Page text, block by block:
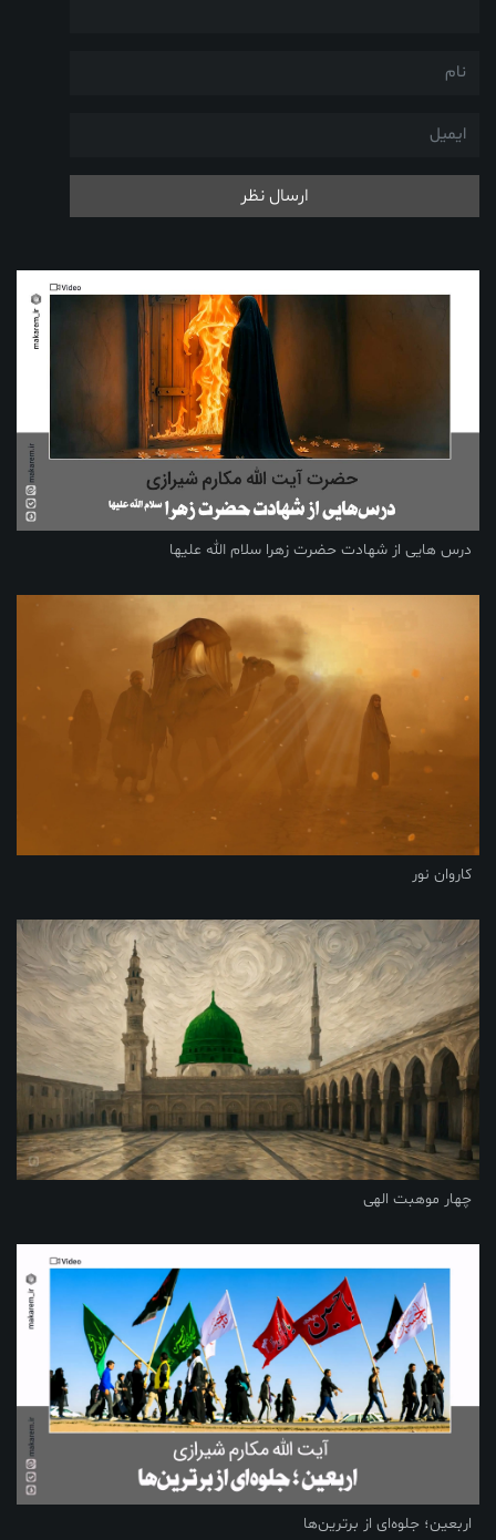
ارسال نظر
درس هایی از شهادت حضرت زهرا سلام الله علیها
کاروان نور
چهار موهبت الهی
اربعین؛ جلوه‌ای از برترین‌ها